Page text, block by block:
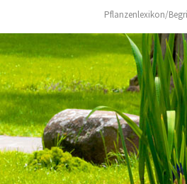
Pflanzenlexikon/